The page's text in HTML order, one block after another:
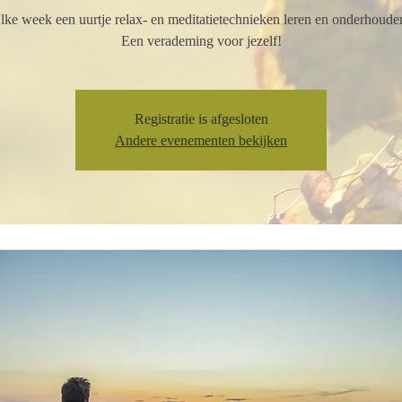
week een uurtje relax- en meditatietechnieken leren en
Een verademing voor jezelf!
Registratie is afgesloten
Andere evenementen bekijken